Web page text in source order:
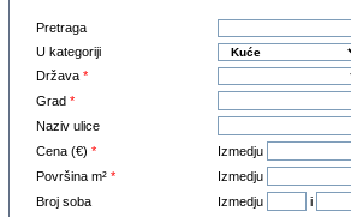
Pretraga
U kategoriji
Država *
Grad *
Naziv ulice
Cena (€) *
Izmedju
Površina m² *
Izmedju
Broj soba
Izmedju
i